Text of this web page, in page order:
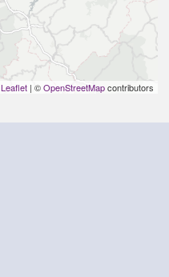
Leaflet | ©OpenStreetMapcontributors